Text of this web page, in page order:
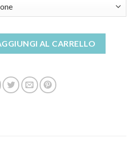
quantità
AL CARRELLO